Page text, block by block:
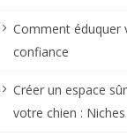
Comment éduquer
confiance
Créer un espace
votre chien :